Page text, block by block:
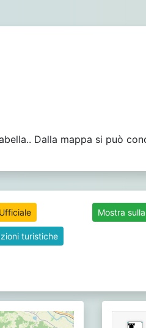
Dalla mappa si può
turistiche
Mostra